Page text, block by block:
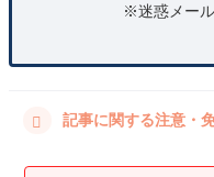
※迷惑メー
 記事に関する注意・